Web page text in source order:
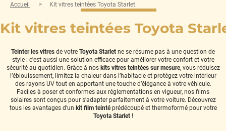
Accueil Kit vitres teintées Toyota Starlet
Kit vitres teintées Toyota
Teinter les vitres de votre Toyota Starlet ne se résume pas à une question de
style : c'est aussi une solution efficace pour améliorer votre confort et votre
sécurité au quotidien. Grâce à nos kits vitres teintées sur mesure, vous réduisez
l’éblouissement, limitez la chaleur dans l’habitacle et protégez votre intérieur
des rayons UV tout en apportant une touche d’élégance à votre véhicule.
Faciles à poser et conformes aux réglementations en vigueur, nos films
solaires sont conçus pour s’adapter parfaitement à votre voiture. Découvrez
tous les avantages d’un kit film teintéprédécoupé et thermoformé pour votre
Toyota Starlet!